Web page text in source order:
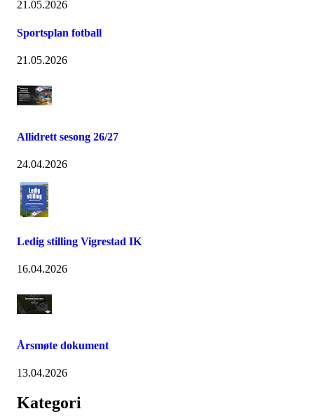
21.05.2026
Sportsplan fotball
21.05.2026
Allidrett sesong 26/27
24.04.2026
Ledig stilling Vigrestad IK
16.04.2026
Årsmøte dokument
13.04.2026
Kategori